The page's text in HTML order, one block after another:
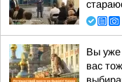
Вы уже
вас